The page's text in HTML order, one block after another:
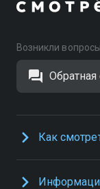
Возникли
Обратная
Как